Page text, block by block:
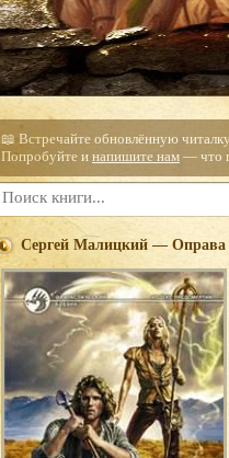
📖 Встречайте обновлённую
Попробуйте и напишите нам — что
Сергей Малицкий — Оправа